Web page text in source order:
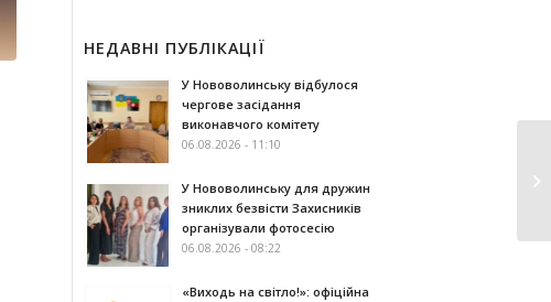
НЕДАВНІ ПУБЛІКАЦІЇ
У Нововолинську відбулося
чергове засідання
виконавчого комітету
06.08.2026 - 11:10
У Нововолинську для дружин
зниклих безвісти Захисників
організували фотосесію
06.08.2026 - 08:22
«Виходь на світло!»: офіційна